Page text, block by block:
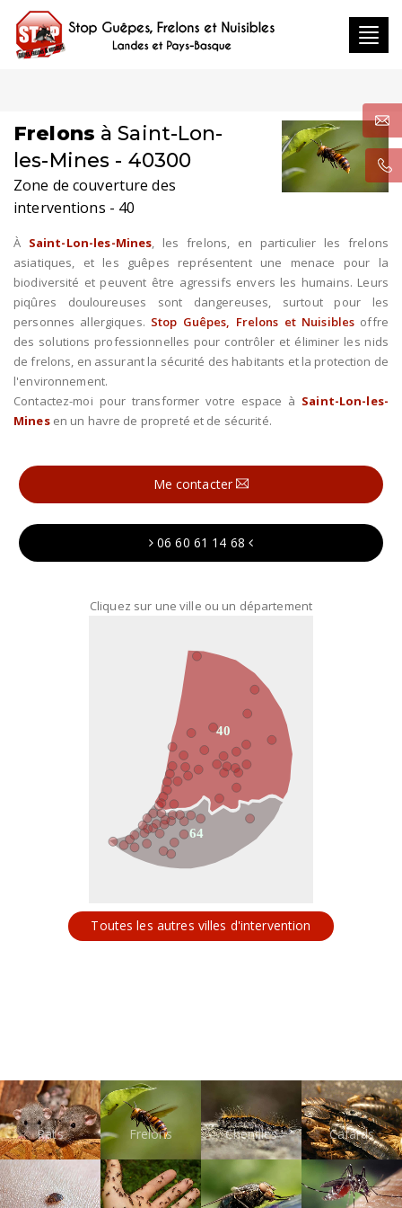
Frelons à Saint-Lon-
les-Mines - 40300
Zone de couverture des
interventions - 40
À Saint-Lon-les-Mines, les frelons, en particulier les frelons
asiatiques, et les guêpes représentent une menace pour la
biodiversité et peuvent être agressifs envers les humains. Leurs
piqûres douloureuses sont dangereuses, surtout pour les
personnes allergiques. Stop Guêpes, Frelons et Nuisibles offre
des solutions professionnelles pour contrôler et éliminer les nids
de frelons, en assurant la sécurité des habitants et la protection de
l'environnement.
Contactez-moi pour transformer votre espace à Saint-Lon-les-
Minesen un havre de propreté et de sécurité.
Me contacter
06 60 61 14 68
Cliquez sur une ville ou un département
64
40
Toutes les autres villes d'intervention
Rats Frelons Chenilles Cafards